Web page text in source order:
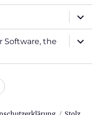
öffnen
Software, the
öffnen
E-